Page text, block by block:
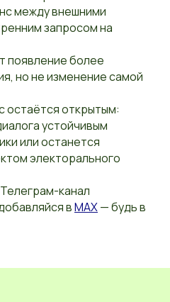
между внешними
запросом на
появление более
но не изменение самой
остаётся открытым:
устойчивым
или останется
электорального
канал
вMAX— будь в